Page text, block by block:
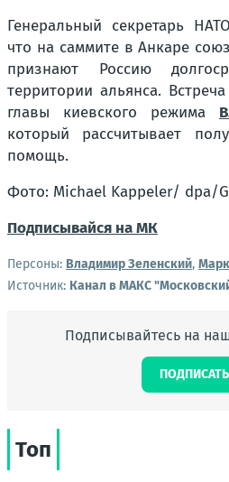
Генеральный секретарь
что на саммите в Анкаре
признают Россию
территории альянса.
главы киевского режима
который рассчитывает
помощь.
Фото: Michael Kappeler/ dpa/
Подписывайся на МК
Персоны: Владимир Зеленский,
Источник: Канал в МАКС
Подписывайтесь на
Топ